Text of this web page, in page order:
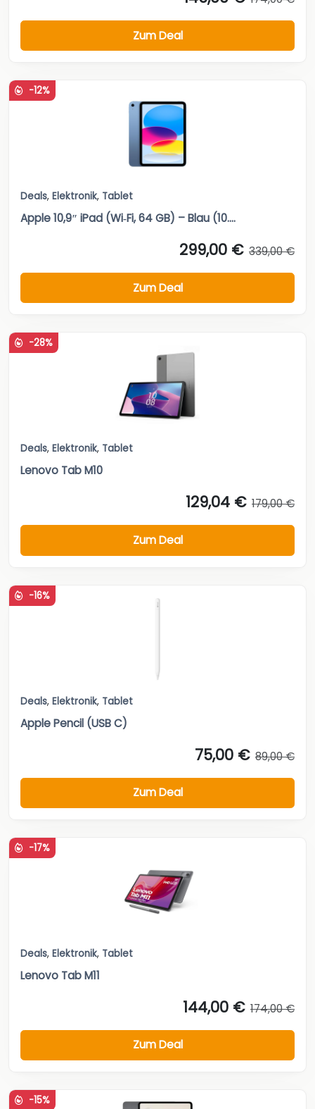
Zum Deal
-12%
Deals, Elektronik, Tablet
Apple 10,9″ iPad (Wi‑Fi, 64 GB) – Blau (10....
299,00 € 339,00 €
Zum Deal
-28%
Deals, Elektronik, Tablet
Lenovo Tab M10
129,04 € 179,00 €
Zum Deal
-16%
Deals, Elektronik, Tablet
Apple Pencil (USB C)
75,00 € 89,00 €
Zum Deal
-17%
Deals, Elektronik, Tablet
Lenovo Tab M11
144,00 € 174,00 €
Zum Deal
-15%